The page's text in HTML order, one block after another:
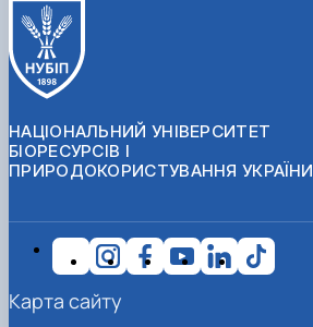
НАЦІОНАЛЬНИЙ УНІВЕРСИТЕТ
БІОРЕСУРСІВ І
ПРИРОДОКОРИСТУВАННЯ УКРАЇНИ
Карта сайту